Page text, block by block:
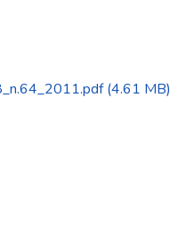
(4.61 MB)